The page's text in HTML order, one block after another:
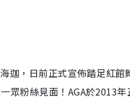
迦，日前正式宣佈踏足紅
眾粉絲見面！AGA於2013